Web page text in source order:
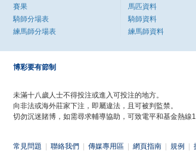
賽果
騎師分場表
練馬師分場表
馬匹資料
騎師資料
練馬師資料
博彩要有節制
未滿十八歲人士不得投注或進入可投注的地方。
向非法或海外莊家下注，即屬違法，且可被判監禁。
切勿沉迷賭博，如需尋求輔導協助，可致電平和基金熱線
常見問題 聯絡我們 傳媒專用區 網頁指南 規例